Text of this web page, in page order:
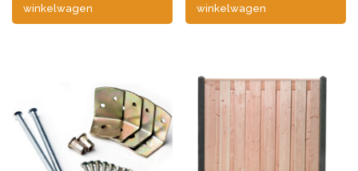
winkelwagen
winkelwagen